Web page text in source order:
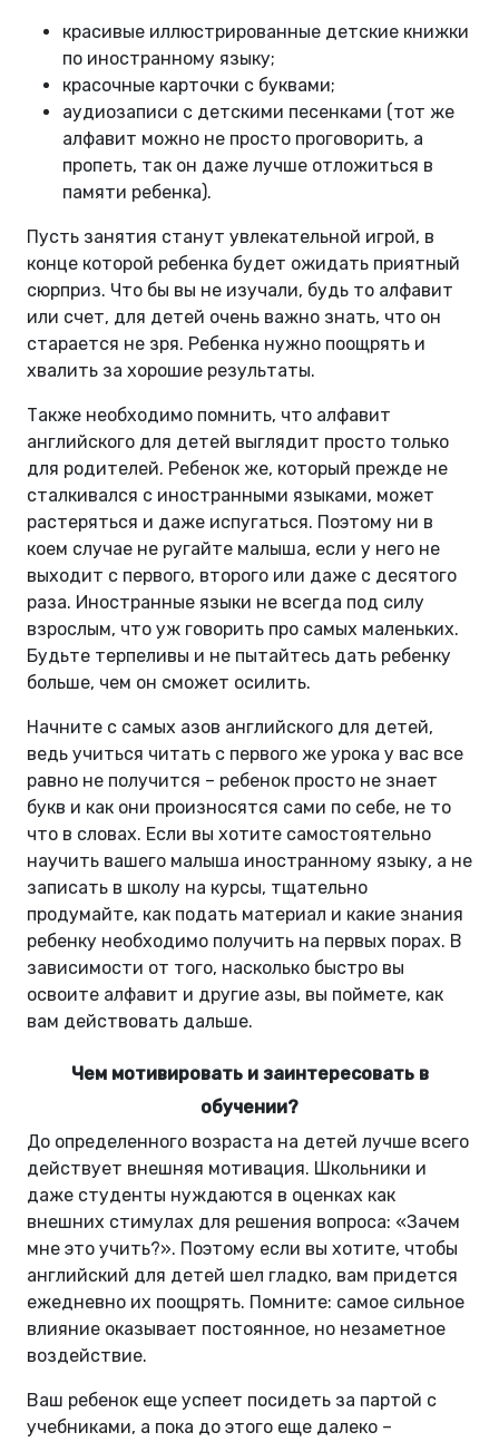
красивые иллюстрированные детские книжки
по иностранному языку;
красочные карточки с буквами;
аудиозаписи с детскими песенками (тот же
алфавит можно не просто проговорить, а
пропеть, так он даже лучше отложиться в
памяти ребенка).
Пусть занятия станут увлекательной игрой, в
конце которой ребенка будет ожидать приятный
сюрприз. Что бы вы не изучали, будь то алфавит
или счет, для детей очень важно знать, что он
старается не зря. Ребенка нужно поощрять и
хвалить за хорошие результаты.
Также необходимо помнить, что алфавит
английского для детей выглядит просто только
для родителей. Ребенок же, который прежде не
сталкивался с иностранными языками, может
растеряться и даже испугаться. Поэтому ни в
коем случае не ругайте малыша, если у него не
выходит с первого, второго или даже с десятого
раза. Иностранные языки не всегда под силу
взрослым, что уж говорить про самых маленьких.
Будьте терпеливы и не пытайтесь дать ребенку
больше, чем он сможет осилить.
Начните с самых азов английского для детей,
ведь учиться читать с первого же урока у вас все
равно не получится – ребенок просто не знает
букв и как они произносятся сами по себе, не то
что в словах. Если вы хотите самостоятельно
научить вашего малыша иностранному языку, а не
записать в школу на курсы, тщательно
продумайте, как подать материал и какие знания
ребенку необходимо получить на первых порах. В
зависимости от того, насколько быстро вы
освоите алфавит и другие азы, вы поймете, как
вам действовать дальше.
Чем мотивировать и заинтересовать в
обучении?
До определенного возраста на детей лучше всего
действует внешняя мотивация. Школьники и
даже студенты нуждаются в оценках как
внешних стимулах для решения вопроса: «Зачем
мне это учить?». Поэтому если вы хотите, чтобы
английский для детей шел гладко, вам придется
ежедневно их поощрять. Помните: самое сильное
влияние оказывает постоянное, но незаметное
воздействие.
Ваш ребенок еще успеет посидеть за партой с
учебниками, а пока до этого еще далеко –